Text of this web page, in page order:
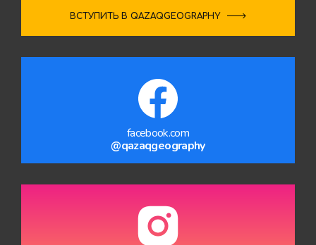
ВСТУПИТЬ В QAZAQGEOGRAPHY
facebook.com
@qazaqgeography